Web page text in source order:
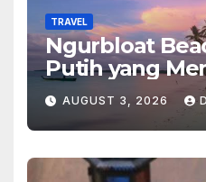
TRAVEL
Ngurbloat
Putih yang
Ketenangan
Alam Tak
AUGUST 3, 2026